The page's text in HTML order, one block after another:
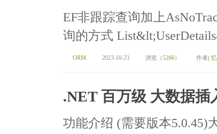
EF非跟踪查询加上
询的方式
ORM 2023-10-23 浏览（5266） 作者(
.NET 百万级 大数据
功能介绍 (需要版本5.0.45)